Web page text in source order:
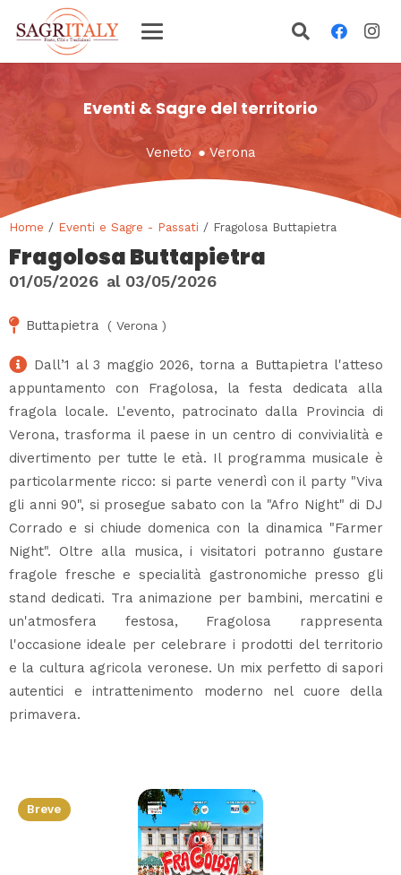
Eventi & Sagre del territorio
Veneto ● Verona
Home / Eventi e Sagre - Passati / Fragolosa Buttapietra
Fragolosa Buttapietra
01/05/2026 al 03/05/2026
Buttapietra ( Verona )
Dall’1 al 3 maggio 2026, torna a Buttapietra l'atteso
appuntamento con Fragolosa, la festa dedicata alla
fragola locale. L'evento, patrocinato dalla Provincia di
Verona, trasforma il paese in un centro di convivialità e
divertimento per tutte le età. Il programma musicale è
particolarmente ricco: si parte venerdì con il party "Viva
gli anni 90", si prosegue sabato con la "Afro Night" di DJ
Corrado e si chiude domenica con la dinamica "Farmer
Night". Oltre alla musica, i visitatori potranno gustare
fragole fresche e specialità gastronomiche presso gli
stand dedicati. Tra animazione per bambini, mercatini e
un'atmosfera festosa, Fragolosa rappresenta
l'occasione ideale per celebrare i prodotti del territorio
e la cultura agricola veronese. Un mix perfetto di sapori
autentici e intrattenimento moderno nel cuore della
primavera.
Breve